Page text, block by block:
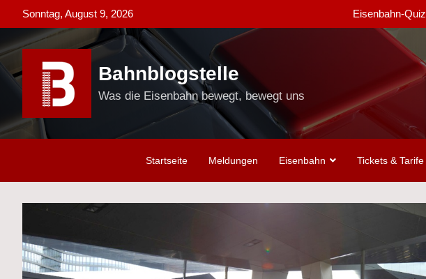
to
content
Sonntag, August 9, 2026 Eisenbahn-Quiz
Bahnblogstelle
Was die Eisenbahn bewegt, bewegt uns
Startseite Meldungen Eisenbahn Tickets & Tarife